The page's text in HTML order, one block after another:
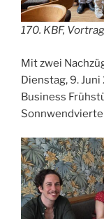
170. KBF,
Mit zwei
Dienstag, 9.
Business